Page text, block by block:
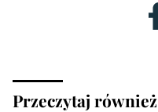
Przeczytaj również